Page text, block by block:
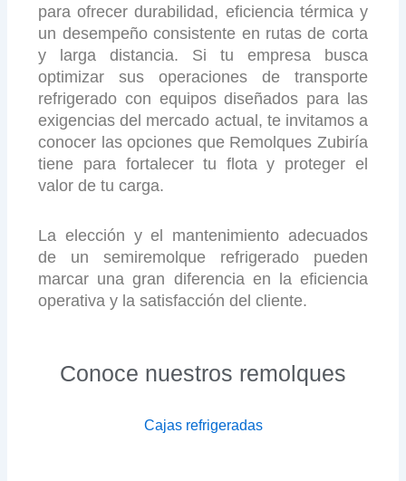
para ofrecer durabilidad, eficiencia térmica y
un desempeño consistente en rutas de corta
y larga distancia. Si tu empresa busca
optimizar sus operaciones de transporte
refrigerado con equipos diseñados para las
exigencias del mercado actual, te invitamos a
conocer las opciones que Remolques Zubiría
tiene para fortalecer tu flota y proteger el
valor de tu carga.
La elección y el mantenimiento adecuados
de un semiremolque refrigerado pueden
marcar una gran diferencia en la eficiencia
operativa y la satisfacción del cliente.
Conoce nuestros remolques
Cajas refrigeradas